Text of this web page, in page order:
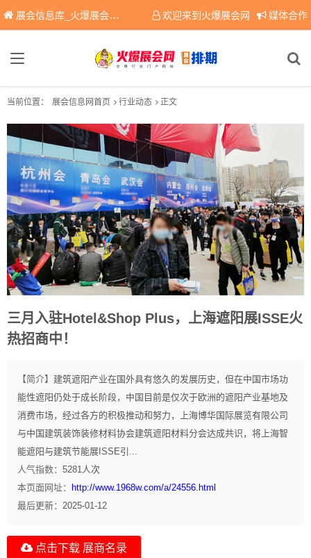
展会信息库_火爆展会网免费展会信息查询平台，提供专业会展服务！ 欢迎来到火爆展会网 媒体合作
当前位置： 展会信息网首页 行业动态 正文
三月入驻Hotel&Shop Plus，上海遮阳展ISSE火
热招商中！
【简介】 建筑遮阳产业在国外具有悠久的发展历史，但在中国市场功
能性遮阳仍处于成长阶段，中国目前是仅次于欧洲的遮阳产业基地及
消费市场，经过各方的积极推动和努力，上海博华国际展览有限公司
与中国建筑装饰装修材料协会建筑遮阳材料分会达成共识，将上海智
能遮阳与建筑节能展ISSE引...
人气指数： 5281 人次
本页面网址：
http://www.1968w.com/a/24556.html
最后更新： 2025-01-12
点击下载 展商名录